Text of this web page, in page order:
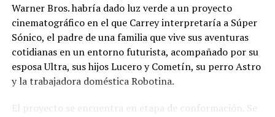
Facebook
Me gusta esto:
Warner Bros. habría dado luz verde a un proyecto
cinematográfico en el que Carrey interpretaría a Súper
Sónico, el padre de una familia que vive sus aventuras
cotidianas en un entorno futurista, acompañado por su
esposa Ultra, sus hijos Lucero y Cometín, su perro Astro
y la trabajadora doméstica Robotina.
El proyecto se encuentra en etapa de conformación. Se